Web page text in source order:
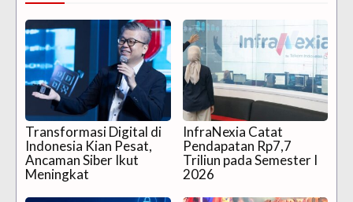
Transformasi Digital di
Indonesia Kian Pesat,
Ancaman Siber Ikut
Meningkat
InfraNexia Catat
Pendapatan Rp7,7
Triliun pada Semester I
2026